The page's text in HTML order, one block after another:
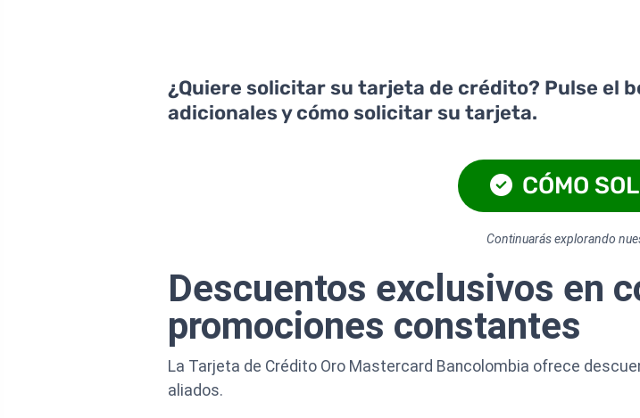
¿Quiere solicitar su tarjeta de crédito? Pulse el
adicionales y cómo solicitar su tarjeta.
CÓMO
Continuarás explorando
Descuentos exclusivos en
promociones constantes
La Tarjeta de Crédito Oro Mastercard Bancolombia ofrece
aliados.